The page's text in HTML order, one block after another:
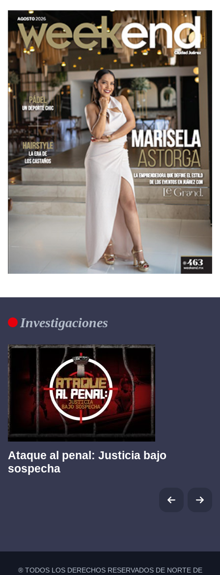
Investigaciones
Ataque al penal: Justicia bajo
sospecha
® TODOS LOS DERECHOS RESERVADOS DE NORTE DE